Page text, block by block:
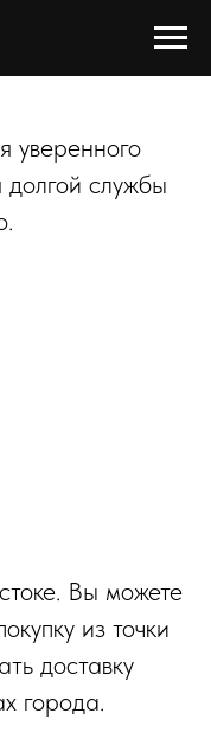
уверенного
службы
Вы можете
из точки
доставку
города.